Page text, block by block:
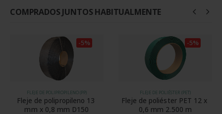
COMPRADOS JUNTOS HABITUALMENTE
FLEJE DE POLIPROPILENO (PP)
Fleje de polipropileno 13
mm x 0,8 mm D150
-5%
FLEJE DE POLIÉSTER (PET)
Fleje de poliéster PET 12 x
0,6 mm 2.500 m
-5%